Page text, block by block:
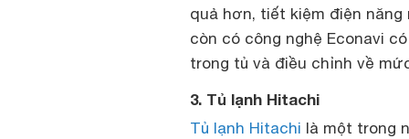
quả hơn, tiết kiệm điện năng
còn có công nghệ Econavi
trong tủ và điều chỉnh về
3. Tủ lạnh Hitachi
Tủ lạnh Hitachi là một trong